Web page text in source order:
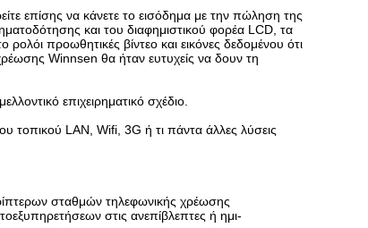
επίσης να κάνετε το εισόδημα με την πώληση της
και του διαφημιστικού φορέα LCD, τα
προωθητικές βίντεο και εικόνες δεδομένου ότι
Winnsen θα ήταν ευτυχείς να δουν τη
επιχειρηματικό σχέδιο.
τοπικού LAN, Wifi, 3G ή τι πάντα άλλες λύσεις
σταθμών τηλεφωνικής χρέωσης
στις ανεπίβλεπτες ή ημι-